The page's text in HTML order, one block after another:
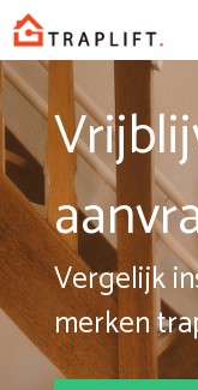
Spring
naar
inhoud
Vergelijk
merken